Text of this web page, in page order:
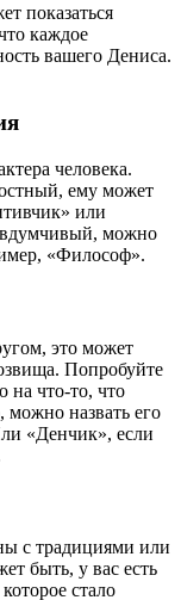
показаться
каждое
вашего Дениса.
человека.
ему может
или
вдумчивый, можно
«Философ».
это может
Попробуйте
на что-то, что
можно назвать его
«Денчик», если
с традициями или
быть, у вас есть
стало